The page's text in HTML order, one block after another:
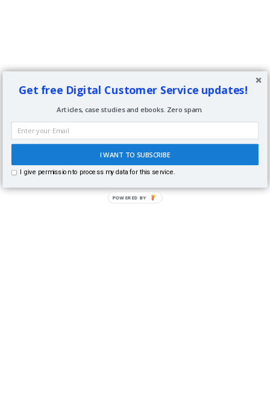
Get free Digital Customer Service updates!
I WANT TO SUBSCRIBE
I give permission to process my data for this service.
Articles, case studies and ebooks. Zero spam.
POWERED BY